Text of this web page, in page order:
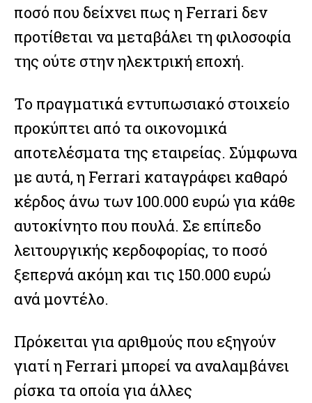
Facebook
Twitter
EmailGmail
ViberShare
Facebook
Twitter
EmailGmail
ViberShare
ποσό που δείχνει πως η Ferrari δεν
προτίθεται να μεταβάλει τη φιλοσοφία
της ούτε στην ηλεκτρική εποχή.
Το πραγματικά εντυπωσιακό στοιχείο
προκύπτει από τα οικονομικά
αποτελέσματα της εταιρείας. Σύμφωνα
με αυτά, η Ferrari καταγράφει καθαρό
κέρδος άνω των 100.000 ευρώ για κάθε
αυτοκίνητο που πουλά. Σε επίπεδο
λειτουργικής κερδοφορίας, το ποσό
ξεπερνά ακόμη και τις 150.000 ευρώ
ανά μοντέλο.
Πρόκειται για αριθμούς που εξηγούν
γιατί η Ferrari μπορεί να αναλαμβάνει
ρίσκα τα οποία για άλλες